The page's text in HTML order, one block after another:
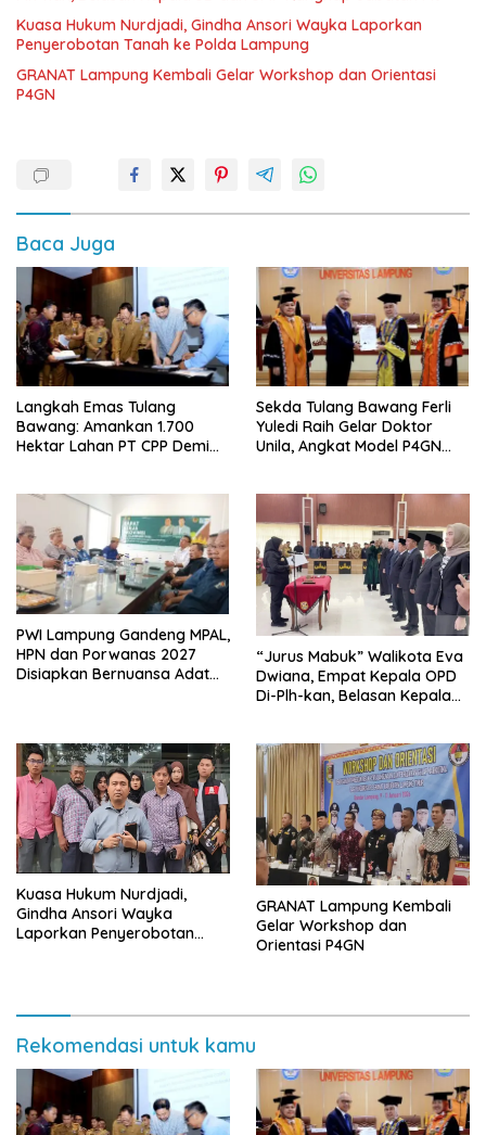
Kuasa Hukum Nurdjadi, Gindha Ansori Wayka Laporkan
Penyerobotan Tanah ke Polda Lampung
GRANAT Lampung Kembali Gelar Workshop dan Orientasi
P4GN
Baca Juga
Langkah Emas Tulang
Bawang: Amankan 1.700
Hektar Lahan PT CPP Demi
Sekda Tulang Bawang Ferli
Yuledi Raih Gelar Doktor
Unila, Angkat Model P4GN
PWI Lampung Gandeng MPAL,
HPN dan Porwanas 2027
Disiapkan Bernuansa Adat
“Jurus Mabuk” Walikota Eva
Dwiana, Empat Kepala OPD
Di-Plh-kan, Belasan Kepala
Kuasa Hukum Nurdjadi,
Gindha Ansori Wayka
Laporkan Penyerobotan
GRANAT Lampung Kembali
Gelar Workshop dan
Orientasi P4GN
Rekomendasi untuk kamu